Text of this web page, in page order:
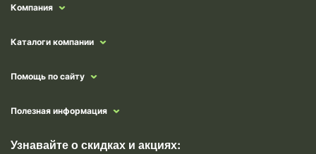
Компания
Каталоги компании
Помощь по сайту
Полезная информация
Узнавайте о скидках и акциях: